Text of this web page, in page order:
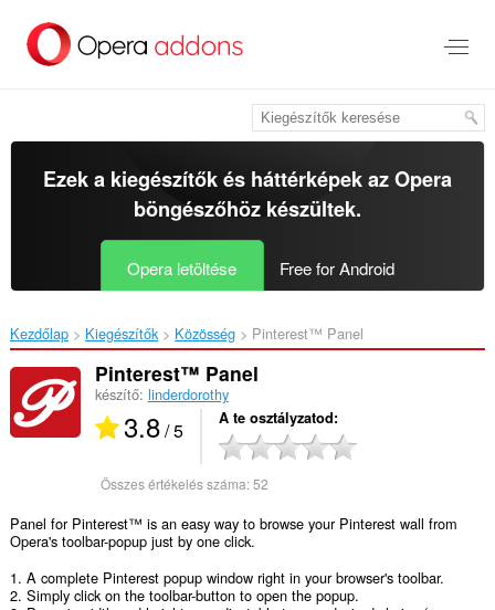
Ezek a kiegészítők és háttérképek azOpera
böngészőhözkészültek.
Opera letöltése Free for Android
Kezdőlap Kiegészítők Közösség Pinterest™ Panel‎
Pinterest™ Panel
készítő: linderdorothy
3.8/ 5 A te osztályzatod
Összes értékelés száma:52
Panel for Pinterest™ is an easy way to browse your Pinterest wall from
Opera's toolbar-popup just by one click.
1. A complete Pinterest popup window right in your browser's toolbar.
2. Simply click on the toolbar-button to open the popup.